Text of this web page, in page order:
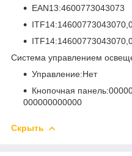
EAN13:4600773043073
Система управлением
Управление:Нет
Кнопочная
000000000000
Скрыть